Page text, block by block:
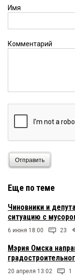
Имя
Комментарий
Отправить
Еще по теме
Чиновники и
ситуацию с
6 июня 18:00 23
Мэрия Омска
20 апреля 13:02 1